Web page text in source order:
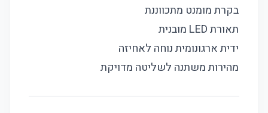
בקרת מומנט מתכווננת
תאורת LED מובנית
ידית ארגונומית נוחה לאחיזה
מהירות משתנה לשליטה מדויקת